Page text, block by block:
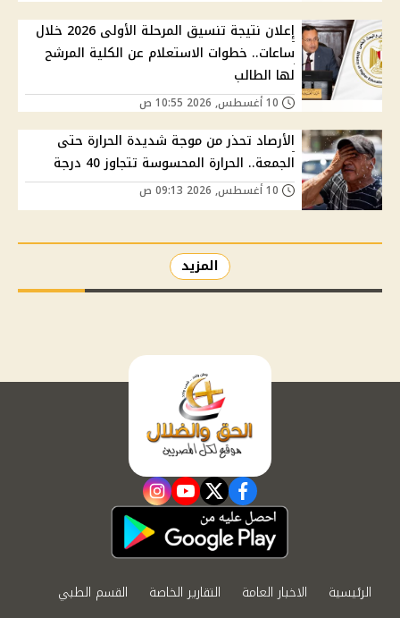
إعلان نتيجة تنسيق المرحلة الأولى 2026 خلال
ساعات.. خطوات الاستعلام عن الكلية المرشح
لها الطالب
الأرصاد تحذر من موجة شديدة الحرارة حتى
الجمعة.. الحرارة المحسوسة تتجاوز 40 درجة
المزيد
facebook
twitter
youtube
instagram
الرئيسية الاخبار العامة التقارير الخاصة
القسم الطبي